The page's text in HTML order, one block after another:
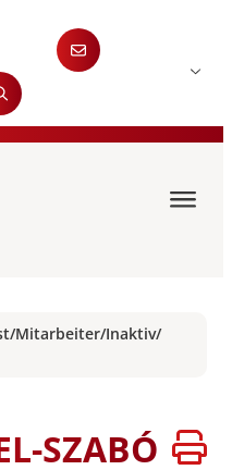
/Mitarbeiter/Inaktiv/
SZABÓ